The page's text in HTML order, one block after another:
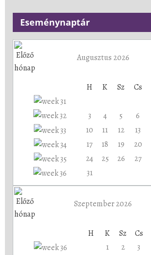
Eseménynaptár
Augusztus 2026
H K Sz Cs
3
4 5 6
10
11 12 13
17
18 19 20
24
25 26 27
31
Szeptember 2026
H K Sz Cs
1
2 3